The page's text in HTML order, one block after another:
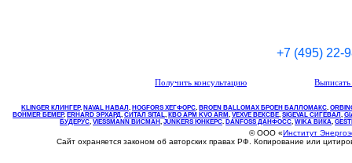
+7 (495) 22-
Получить консультацию
KLINGER КЛИНГЕР, NAVAL НАВАЛ , НOGFORS ХЕГФОРС, BROEN BALLOMAX БРОЕН БАЛЛОМАКС,
BOHMER БЕМЕР, ERHARD ЭРХАРД, СИТАЛ SITAL, КВО АРМ KVO ARM, VEXVE ВЕКСВЕ, SIGEVAL СИГЕВАЛ ,
БУДЕРУС, VIESSMANN ВИСМАН , JUNKERS ЮНКЕРС. DANFOSS ДАНФОСС, WIKA ВИКА,
© ООО «Институт
Сайт охраняется законом об авторских правах РФ. Копирование или